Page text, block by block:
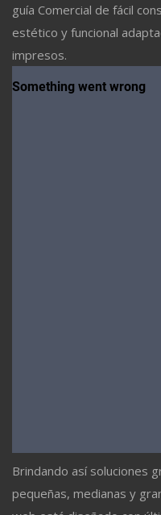
guía Comercial de fácil
estético y funcional
impresos.
Brindando así soluciones
pequeñas, medianas y